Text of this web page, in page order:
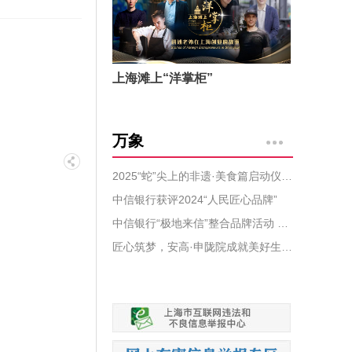
上海滩上“洋掌柜”
万象
中信银行获评2024“人民匠心品牌”